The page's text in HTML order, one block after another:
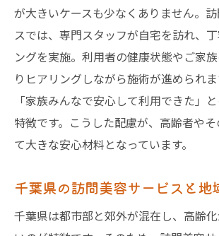
が大きいケースも少なくありません。
スでは、専門スタッフが自宅を訪れ、
ングを実施。利用者の健康状態やご家
りヒアリングしながら施術が進められ
「家族みんなで安心して利用できた」
特徴です。こうした配慮が、高齢者や
て大きな安心材料となっています。
千葉県の訪問美容サービスと地
千葉県は都市部と郊外が混在し、高齢